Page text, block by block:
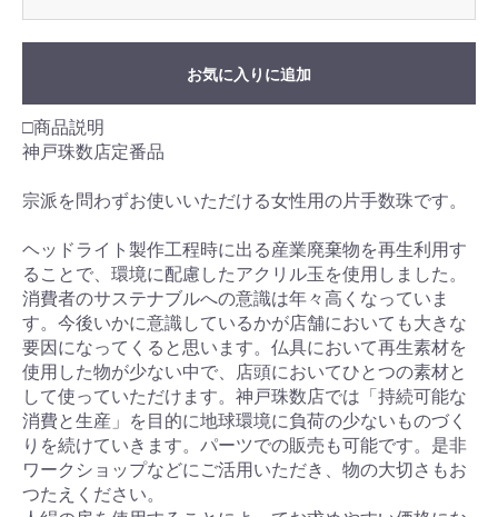
お気に入りに追加
□商品説明
神戸珠数店定番品
宗派を問わずお使いいただける女性用の片手数珠です。
ヘッドライト製作工程時に出る産業廃棄物を再生利用す
ることで、環境に配慮したアクリル玉を使用しました。
消費者のサステナブルへの意識は年々高くなっていま
す。今後いかに意識しているかが店舗においても大きな
要因になってくると思います。仏具において再生素材を
使用した物が少ない中で、店頭においてひとつの素材と
して使っていただけます。神戸珠数店では「持続可能な
消費と生産」を目的に地球環境に負荷の少ないものづく
りを続けていきます。パーツでの販売も可能です。是非
ワークショップなどにご活用いただき、物の大切さもお
つたえください。